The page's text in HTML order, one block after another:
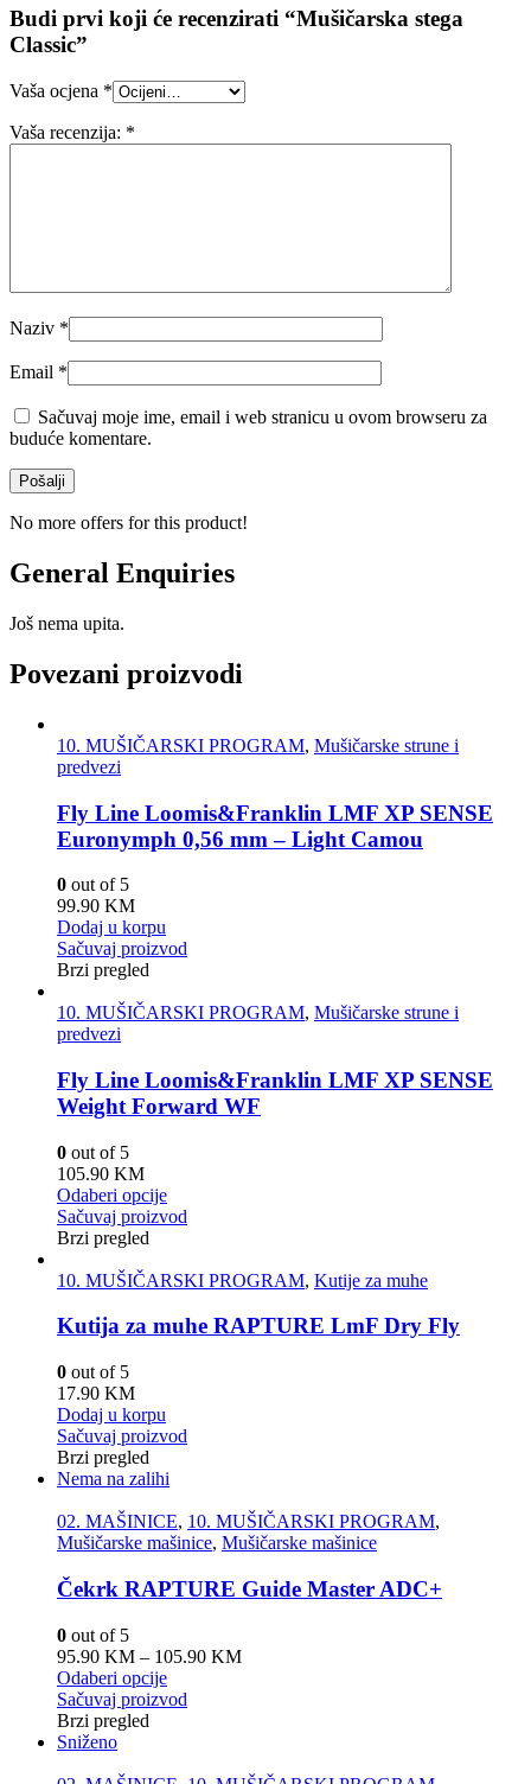
Budi prvi koji će recenzirati “Mušičarska stega
Classic”
Vaša ocjena *
Vaša recenzija: *
Naziv *
Email *
Sačuvaj moje ime, email i web stranicu u ovom browseru za
buduće komentare.
No more offers for this product!
General Enquiries
Još nema upita.
Povezani proizvodi
10. MUŠIČARSKI PROGRAM, Mušičarske strune i
predvezi
Fly Line Loomis&Franklin LMF XP SENSE
Euronymph 0,56 mm – Light Camou
0 out of 5
99.90 KM
Dodaj u korpu
Sačuvaj proizvod
Brzi pregled
10. MUŠIČARSKI PROGRAM, Mušičarske strune i
predvezi
Fly Line Loomis&Franklin LMF XP SENSE
Weight Forward WF
0 out of 5
105.90 KM
Odaberi opcije
Sačuvaj proizvod
Brzi pregled
10. MUŠIČARSKI PROGRAM, Kutije za muhe
Kutija za muhe RAPTURE LmF Dry Fly
0 out of 5
17.90 KM
Dodaj u korpu
Sačuvaj proizvod
Brzi pregled
Nema na zalihi
02. MAŠINICE, 10. MUŠIČARSKI PROGRAM,
Mušičarske mašinice, Mušičarske mašinice
Čekrk RAPTURE Guide Master ADC+
0 out of 5
95.90 KM – 105.90 KM
Odaberi opcije
Sačuvaj proizvod
Brzi pregled
Sniženo